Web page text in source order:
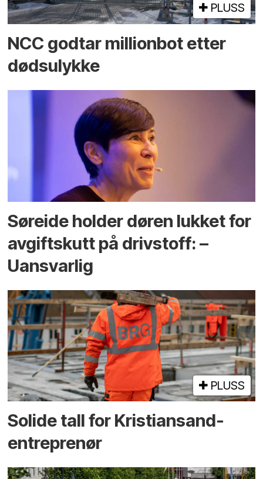
PLUSS
NCC godtar millionbot etter
dødsulykke
Søreide holder døren lukket for
avgiftskutt på drivstoff: –
Uansvarlig
PLUSS
Solide tall for Kristiansand-
entreprenør